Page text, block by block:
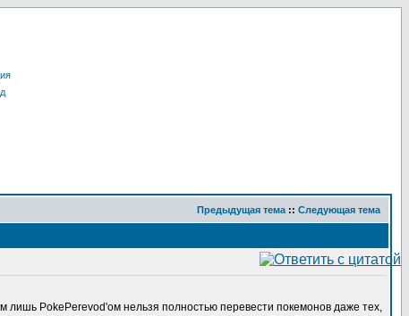
Предыдущая тема :: Следующая тема
лишь PokePerevod'ом нельзя полностью перевести покемонов даже тех,